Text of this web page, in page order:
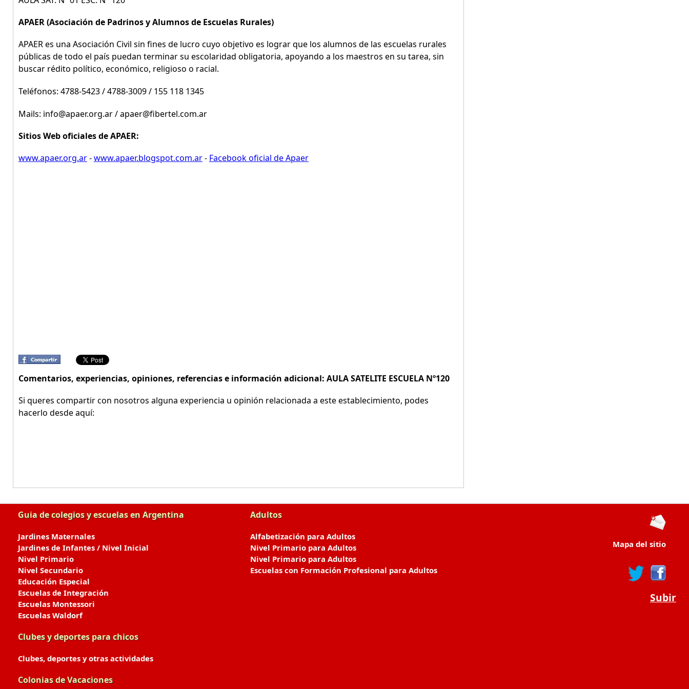
APAER (Asociación de Padrinos y Alumnos de Escuelas Rurales)
APAER es una Asociación Civil sin fines de lucro cuyo objetivo es lograr que los alumnos de las escuelas rurales
públicas de todo el país puedan terminar su escolaridad obligatoria, apoyando a los maestros en su tarea, sin
buscar rédito político, económico, religioso o racial.
Teléfonos: 4788-5423 / 4788-3009 / 155 118 1345
Mails: info@apaer.org.ar / apaer@fibertel.com.ar
Sitios Web oficiales de APAER:
www.apaer.org.ar-www.apaer.blogspot.com.ar- Facebook oficial de Apaer
Comentarios, experiencias, opiniones, referencias e información adicional: AULA SATELITE ESCUELA Nº120
Si queres compartir con nosotros alguna experiencia u opinión relacionada a este establecimiento, podes
hacerlo desde aquí:
Guia de colegios y escuelas en Argentina
Jardines Maternales
Jardines de Infantes / Nivel Inicial
Nivel Primario
Nivel Secundario
Educación Especial
Escuelas de Integración
Escuelas Montessori
Escuelas Waldorf
Clubes y deportes para chicos
Clubes, deportes y otras actividades
Colonias de Vacaciones
Adultos
Alfabetización para Adultos
Nivel Primario para Adultos
Nivel Primario para Adultos
Escuelas con Formación Profesional para Adultos
Mapa del sitio
Subir